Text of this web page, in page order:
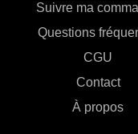
Suivre ma
Questions
CGU
Contact
À propos